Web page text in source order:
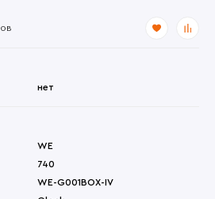
нет
WE
740
WE-G001BOX-IV